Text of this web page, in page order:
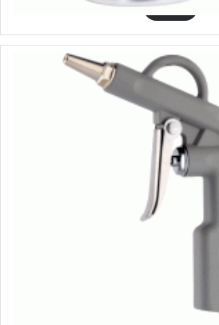
GROZĀ
no 4.63€ līdz 5.09€